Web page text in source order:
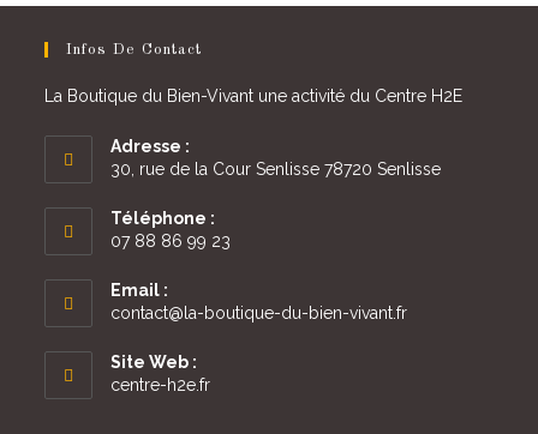
Infos De Contact
La Boutique du Bien-Vivant une activité du Centre H2E
Adresse :
30, rue de la Cour Senlisse 78720 Senlisse
Téléphone :
07 88 86 99 23
Email :
contact@la-boutique-du-bien-vivant.frS’ouvre
Site Web :
centre-h2e.fr